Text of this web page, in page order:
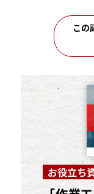
この
お役立ち